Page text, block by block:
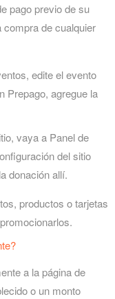
pago previo de su
de cualquier
edite el evento
Prepago, agregue la
vaya a Panel de
del sitio
donación allí.
productos o tarjetas
a la página de
o un monto